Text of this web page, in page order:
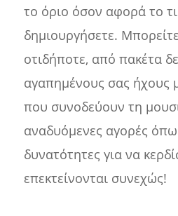
το όριο όσον αφορά το
δημιουργήσετε.
οτιδήποτε, από πακέτα
αγαπημένους σας ήχους
που συνοδεύουν τη
αναδυόμενες αγορές
δυνατότητες για να
επεκτείνονται συνεχώς!